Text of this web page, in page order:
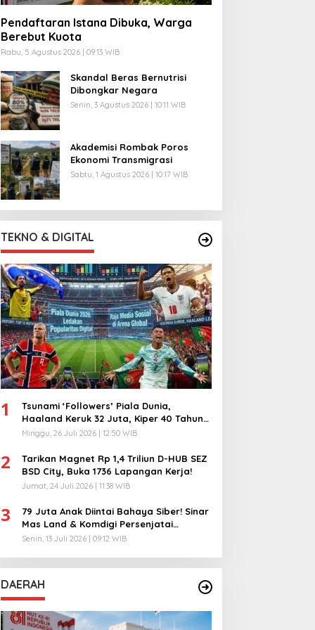
Pendaftaran Istana Dibuka, Warga
Berebut Kuota
Rabu, 5 Agustus 2026 | 09:13 WIB
Skandal Beras Bernutrisi
Dibongkar Negara
Senin, 3 Agustus 2026 | 10:11 WIB
Akademisi Rombak Poros
Ekonomi Transmigrasi
Sabtu, 1 Agustus 2026 | 10:17 WIB
TEKNO & DIGITAL
1
Tsunami ‘Followers’ Piala Dunia,
Haaland Keruk 32 Juta, Kiper 40 Tahun
Bikin Geger!
Minggu, 26 Juli 2026 | 12:50 WIB
2
Tarikan Magnet Rp 1,4 Triliun D-HUB SEZ
BSD City, Buka 1736 Lapangan Kerja!
Jumat, 24 Juli 2026 | 11:38 WIB
3
79 Juta Anak Diintai Bahaya Siber! Sinar
Mas Land & Komdigi Persenjatai
Ratusan Guru!
Senin, 13 Juli 2026 | 09:12 WIB
DAERAH